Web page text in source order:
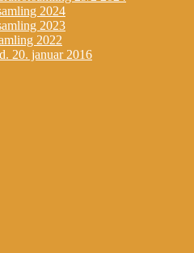
2024
2023
2022
20. januar 2016